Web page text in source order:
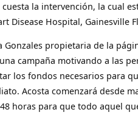
la intervención, la cual
Disease Hospital, Gainesville
Gonzales propietaria de la
campaña motivando a las
los fondos necesarios para
Acosta comenzará desde
horas para que todo aquel